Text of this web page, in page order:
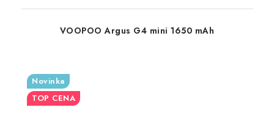
VOOPOO Argus G4 mini 1650 mAh
Novinka
TOP CENA